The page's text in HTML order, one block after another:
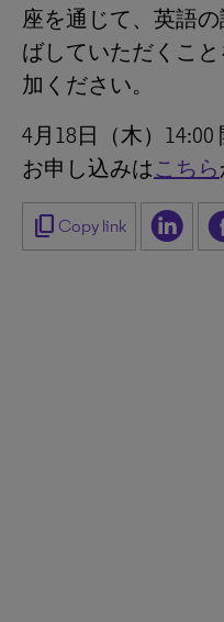
座を通じて、英語
ばしていただくこ
加ください。
4月18日（木）
お申し込みはこちら
content_copy Copy link